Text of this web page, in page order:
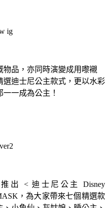
品，亦同時演變成用嚟襯
迪士尼公主款式，更以水彩
一成為公主！
推出 < 迪士尼公主 Disney
，為大家帶來七個精選款